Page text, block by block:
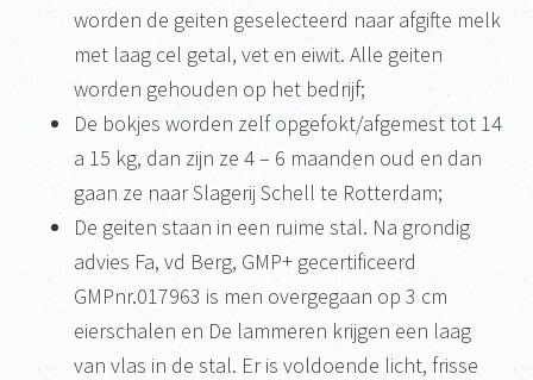
worden de geiten geselecteerd naar afgifte melk
met laag cel getal, vet en eiwit. Alle geiten
worden gehouden op het bedrijf;
De bokjes worden zelf opgefokt/afgemest tot 14
a 15 kg, dan zijn ze 4 – 6 maanden oud en dan
gaan ze naar Slagerij Schell te Rotterdam;
De geiten staan in een ruime stal. Na grondig
advies Fa, vd Berg, GMP+ gecertificeerd
GMPnr.017963 is men overgegaan op 3 cm
eierschalen en De lammeren krijgen een laag
van vlas in de stal. Er is voldoende licht, frisse